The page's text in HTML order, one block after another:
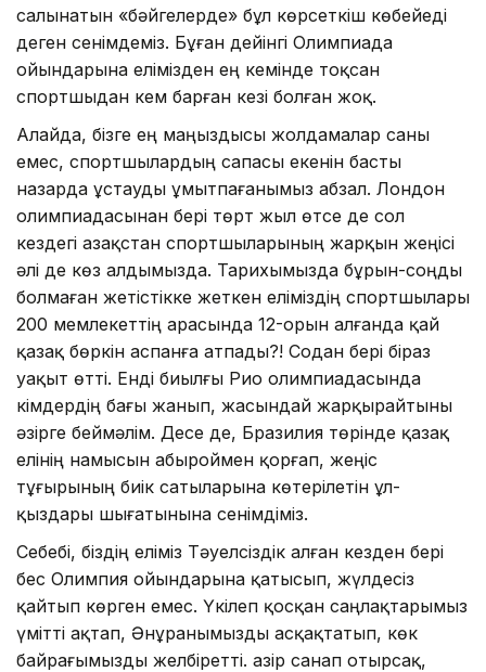
салынатын «бәйгелерде» бұл көрсеткіш көбейеді
деген сенімдеміз. Бұған дейінгі Олимпиада
ойындарына елімізден ең кемінде тоқсан
спортшыдан кем барған кезі болған жоқ.
Алайда, бізге ең маңыздысы жолдамалар саны
емес, спортшылардың сапасы екенін басты
назарда ұстауды ұмытпағанымыз абзал. Лондон
олимпиадасынан бері төрт жыл өтсе де сол
кездегі Қазақстан спортшыларының жарқын жеңісі
әлі де көз алдымызда. Тарихымызда бұрын-соңды
болмаған жетістікке жеткен еліміздің спортшылары
200 мемлекеттің арасында 12-орын алғанда қай
қазақ бөркін аспанға атпады?! Содан бері біраз
уақыт өтті. Енді биылғы Рио олимпиадасында
кімдердің бағы жанып, жасындай жарқырайтыны
әзірге беймәлім. Десе де, Бразилия төрінде қазақ
елінің намысын абыроймен қорғап, жеңіс
тұғырының биік сатыларына көтерілетін ұл-
қыздары шығатынына сенімдіміз.
Себебі, біздің еліміз Тәуелсіздік алған кезден бері
бес Олимпия ойындарына қатысып, жүлдесіз
қайтып көрген емес. Үкілеп қосқан саңлақтарымыз
үмітті ақтап, Әнұранымызды асқақтатып, көк
байрағымызды желбіретті. Қазір санап отырсақ,